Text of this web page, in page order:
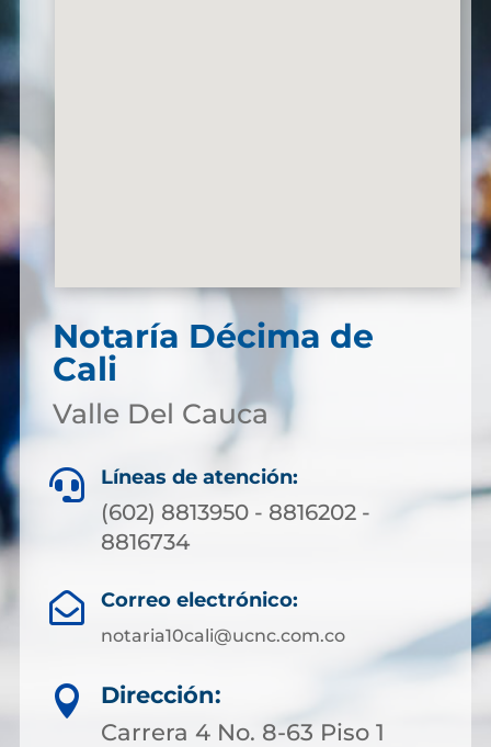
Notaría Décima de
Cali
Valle Del Cauca
 Líneas de atención:
(602) 8813950 - 8816202 -
8816734
 Correo electrónico:
notaria10cali@ucnc.com.co

Dirección:
Carrera 4 No. 8-63 Piso 1